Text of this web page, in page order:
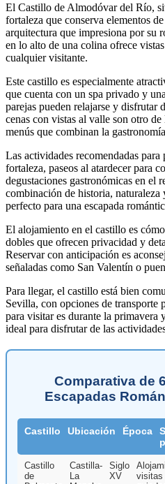
El Castillo de Almodóvar del Río,
fortaleza que conserva elementos
arquitectura que impresiona por su
en lo alto de una colina ofrece
cualquier visitante.
Este castillo es especialmente
que cuenta con un spa privado y
parejas pueden relajarse y disfrutar
cenas con vistas al valle son otro
menús que combinan la
Las actividades recomendadas
fortaleza, paseos al atardecer para
degustaciones gastronómicas en el
combinación de historia,
perfecto para una escapada
El alojamiento en el castillo es
dobles que ofrecen privacidad y
Reservar con anticipación es
señaladas como San Valentín o
Para llegar, el castillo está bien
Sevilla, con opciones de transporte
para visitar es durante la primavera
ideal para disfrutar de las
Comparativa de
Escapadas
Castillo Ubicación Época
Castillo
de
Castilla-
La
Siglo
XV
visitas